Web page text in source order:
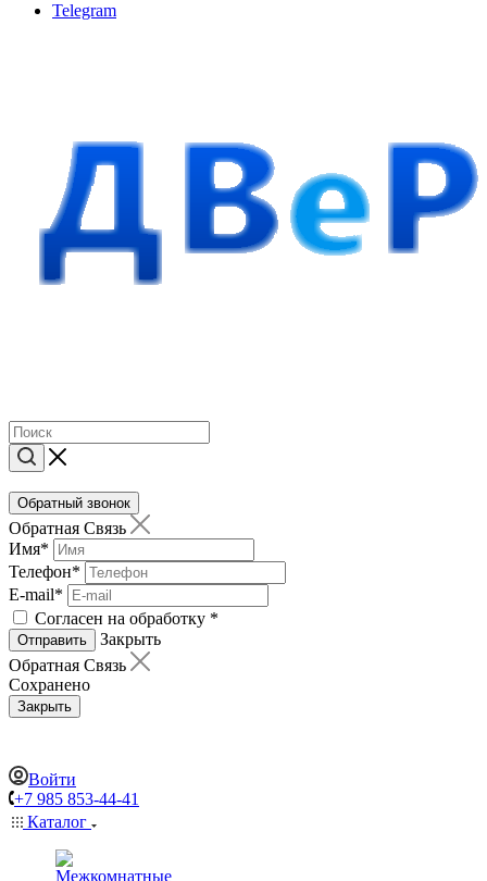
Telegram
Обратный звонок
Обратная Связь
Имя*
Телефон*
E-mail*
Согласен на обработку *
Отправить
Закрыть
Обратная Связь
Сохранено
Закрыть
Войти
+7 985 853-44-41
Каталог